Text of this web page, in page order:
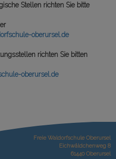
Stellen richten Sie bitte
oberursel.de
richten Sie bitten
oberursel.de
Freie Waldorfschule Oberursel
Eichwäldchenweg 8
61440 Oberursel